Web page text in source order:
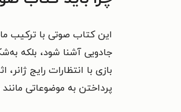
این کتاب صوتی با ترکیب
جادویی آشنا شود، بلکه
بازی با انتظارات رایج
پرداختن به موضوعاتی